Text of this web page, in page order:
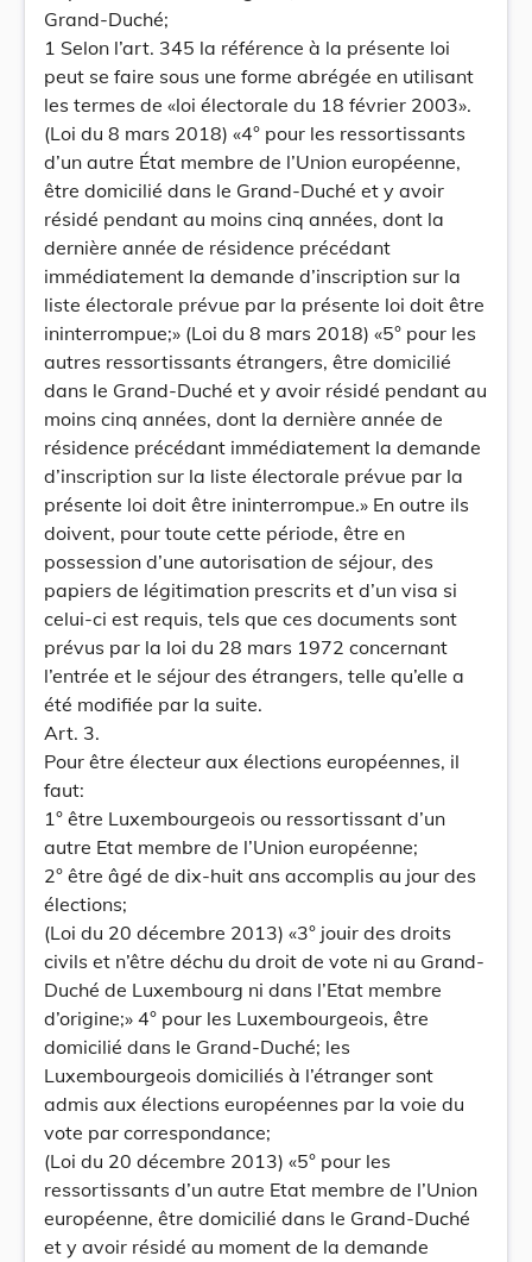
Grand-Duché;
1 Selon l’art. 345 la référence à la présente loi
peut se faire sous une forme abrégée en utilisant
les termes de «loi électorale du 18 février 2003».
(Loi du 8 mars 2018) «4° pour les ressortissants
d’un autre État membre de l’Union européenne,
être domicilié dans le Grand-Duché et y avoir
résidé pendant au moins cinq années, dont la
dernière année de résidence précédant
immédiatement la demande d’inscription sur la
liste électorale prévue par la présente loi doit être
ininterrompue;» (Loi du 8 mars 2018) «5° pour les
autres ressortissants étrangers, être domicilié
dans le Grand-Duché et y avoir résidé pendant au
moins cinq années, dont la dernière année de
résidence précédant immédiatement la demande
d’inscription sur la liste électorale prévue par la
présente loi doit être ininterrompue.» En outre ils
doivent, pour toute cette période, être en
possession d’une autorisation de séjour, des
papiers de légitimation prescrits et d’un visa si
celui-ci est requis, tels que ces documents sont
prévus par la loi du 28 mars 1972 concernant
l’entrée et le séjour des étrangers, telle qu’elle a
été modifiée par la suite.
Art. 3.
Pour être électeur aux élections européennes, il
faut:
1° être Luxembourgeois ou ressortissant d’un
autre Etat membre de l’Union européenne;
2° être âgé de dix-huit ans accomplis au jour des
élections;
(Loi du 20 décembre 2013) «3° jouir des droits
civils et n’être déchu du droit de vote ni au Grand-
Duché de Luxembourg ni dans l’Etat membre
d’origine;» 4° pour les Luxembourgeois, être
domicilié dans le Grand-Duché; les
Luxembourgeois domiciliés à l’étranger sont
admis aux élections européennes par la voie du
vote par correspondance;
(Loi du 20 décembre 2013) «5° pour les
ressortissants d’un autre Etat membre de l’Union
européenne, être domicilié dans le Grand-Duché
et y avoir résidé au moment de la demande